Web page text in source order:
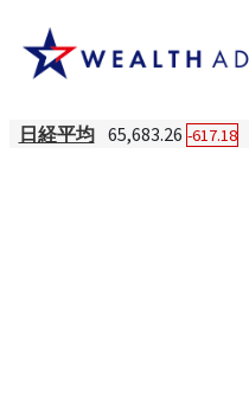
日経平均 65,683.26 -617.18